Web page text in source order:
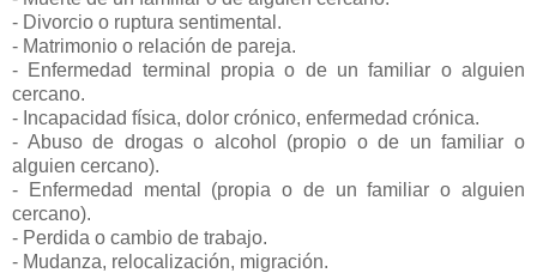
- Divorcio o ruptura sentimental.
- Matrimonio o relación de pareja.
- Enfermedad terminal propia o de un familiar o alguien
cercano.
- Incapacidad física, dolor crónico, enfermedad crónica.
- Abuso de drogas o alcohol (propio o de un familiar o
alguien cercano).
- Enfermedad mental (propia o de un familiar o alguien
cercano).
- Perdida o cambio de trabajo.
- Mudanza, relocalización, migración.